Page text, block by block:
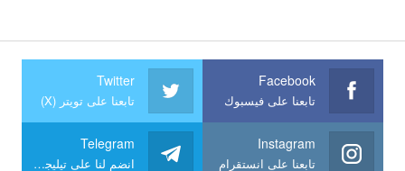
Facebook
تابعنا على فيسبوك
Twitter
تابعنا على تويتر (X)
Instagram
تابعنا على انستقرام
Telegram
انضم لنا على تيليجرام